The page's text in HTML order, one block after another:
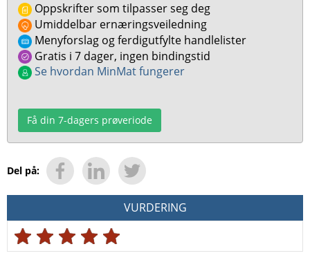
Oppskrifter som tilpasser seg deg
Umiddelbar ernæringsveiledning
Menyforslag og ferdigutfylte handlelister
Gratis i 7 dager, ingen bindingstid
Se hvordan MinMat fungerer
Få din 7-dagers prøveriode
Del på:
VURDERING